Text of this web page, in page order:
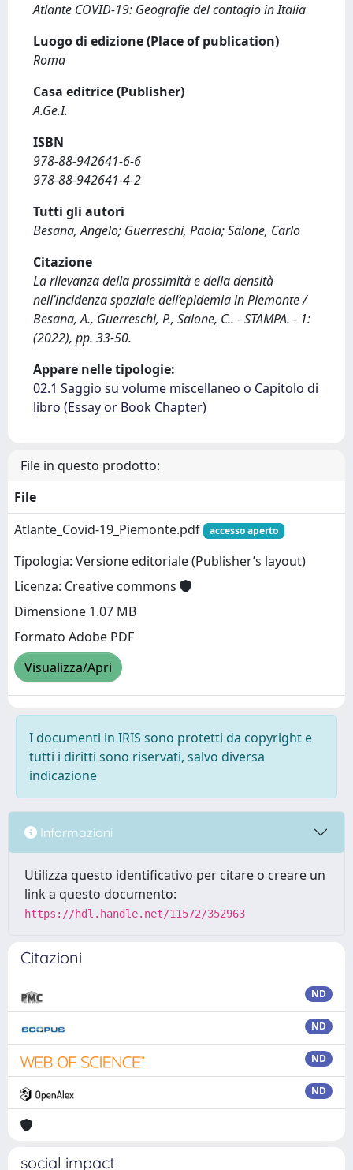
Atlante COVID-19: Geografie del contagio in Italia
Luogo di edizione (Place of publication)
Roma
Casa editrice (Publisher)
A.Ge.I.
ISBN
978-88-942641-6-6
978-88-942641-4-2
Tutti gli autori
Besana, Angelo; Guerreschi, Paola; Salone, Carlo
Citazione
La rilevanza della prossimità e della densità
nell’incidenza spaziale dell’epidemia in Piemonte /
Besana, A., Guerreschi, P., Salone, C.. - STAMPA. - 1:
(2022), pp. 33-50.
Appare nelle tipologie:
02.1 Saggio su volume miscellaneo o Capitolo di
libro (Essay or Book Chapter)
File in questo prodotto:
File
Atlante_Covid-19_Piemonte.pdf
accesso aperto
Tipologia: Versione editoriale (Publisher’s layout)
Licenza: Creative commons
Dimensione 1.07 MB
Formato Adobe PDF
Visualizza/Apri
I documenti in IRIS sono protetti da copyright e
tutti i diritti sono riservati, salvo diversa
indicazione
Informazioni
Utilizza questo identificativo per citare o creare un
link a questo documento:
https://hdl.handle.net/11572/352963
Citazioni
ND
ND
ND
ND
social impact